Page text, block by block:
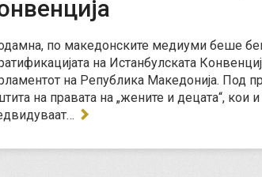
по македонските медиуми беше
на Истанбулската
на Република Македонија. Под
на правата на „жените и децата“, кои и